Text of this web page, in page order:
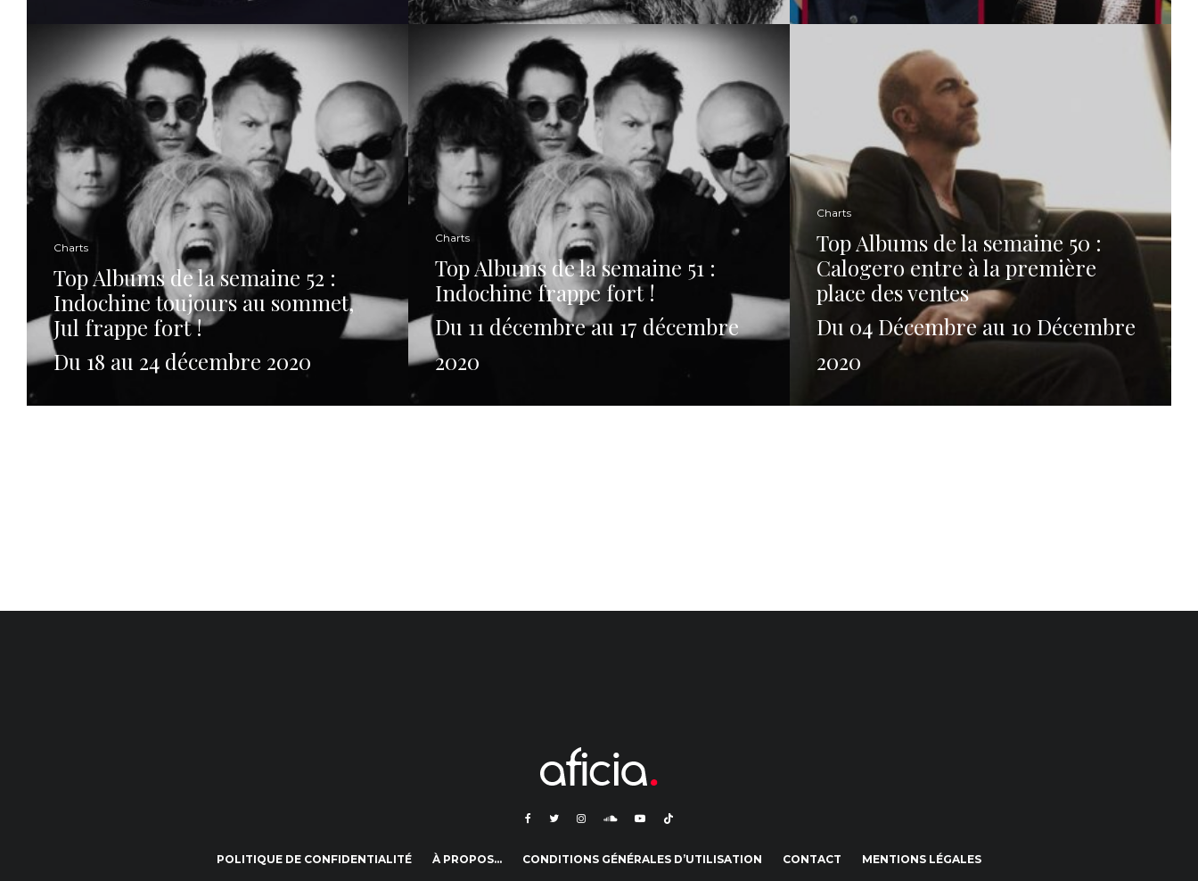
Charts
Top Albums de la semaine 52 :
Indochine toujours au sommet,
Jul frappe fort !
Du 18 au 24 décembre 2020
Charts
Top Albums de la semaine 51 :
Indochine frappe fort !
Du 11 décembre au 17 décembre
2020
Charts
Top Albums de la semaine 50 :
Calogero entre à la première
place des ventes
Du 04 Décembre au 10 Décembre
2020
POLITIQUE DE CONFIDENTIALITÉ À PROPOS… CONDITIONS GÉNÉRALES D’UTILISATION CONTACT MENTIONS LÉGALES